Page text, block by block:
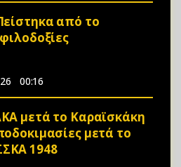
από το
00:16
μετά το Καραϊσκάκη
μετά το
1948